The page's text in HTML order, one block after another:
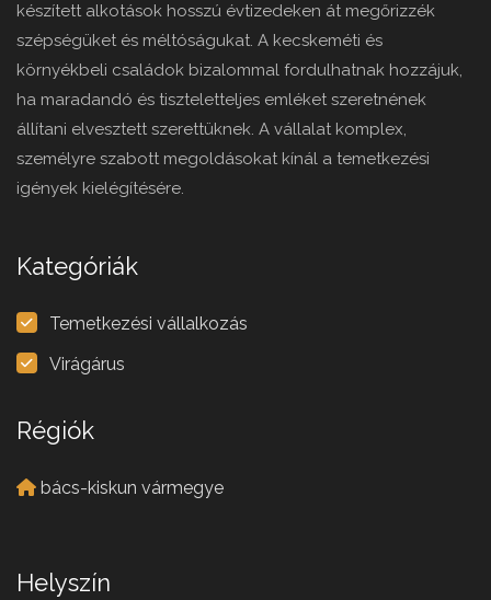
készített alkotások hosszú évtizedeken át megőrizzék
szépségüket és méltóságukat. A kecskeméti és
környékbeli családok bizalommal fordulhatnak hozzájuk,
ha maradandó és tiszteletteljes emléket szeretnének
állítani elvesztett szerettüknek. A vállalat komplex,
személyre szabott megoldásokat kínál a temetkezési
igények kielégítésére.
Kategóriák
Temetkezési vállalkozás
Virágárus
Régiók
bács-kiskun vármegye
Helyszín